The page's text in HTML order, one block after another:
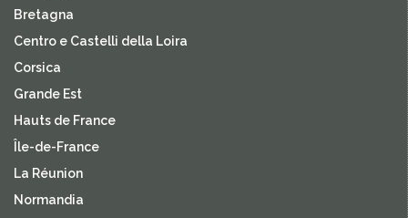
Bretagna
Centro e Castelli della Loira
Corsica
Grande Est
Hauts de France
Île-de-France
La Réunion
Normandia